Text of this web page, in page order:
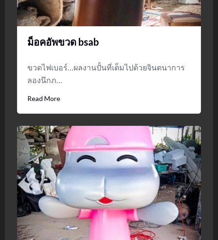
ม็อคอัพขวด bsab
ขวดไฟเบอร์…ผลงานปั้นที่เต็มไปด้วยจินตนาการ
ลองนึกภ…
Read More